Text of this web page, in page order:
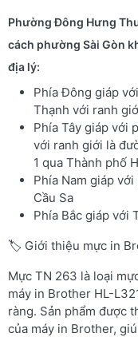
Phường Đông Hưng
cách phường Sài Gòn
địa lý:
Phía Đông giáp
Thạnh với ranh
Phía Tây giáp với
với ranh giới là
1 qua Thành phố
Phía Nam giáp
Cầu Sa
Phía Bắc giáp với
🏷️ Giới thiệu mực in
Mực TN 263 là loại
máy in Brother HL-
ràng. Sản phẩm được
của máy in Brother,